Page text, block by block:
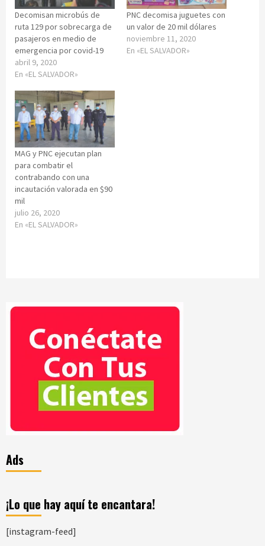
Decomisan microbús de
ruta 129 por sobrecarga de
pasajeros en medio de
emergencia por covid-19
abril 9, 2020
En «EL SALVADOR»
PNC decomisa juguetes con
un valor de 20 mil dólares
noviembre 11, 2020
En «EL SALVADOR»
MAG y PNC ejecutan plan
para combatir el
contrabando con una
incautación valorada en $90
mil
julio 26, 2020
En «EL SALVADOR»
Ads
¡Lo que hay aquí te encantara!
[instagram-feed]